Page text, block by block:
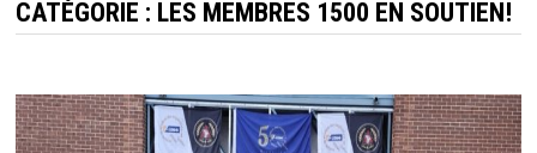
CATÉGORIE : LES MEMBRES 1500 EN SOUTIEN!